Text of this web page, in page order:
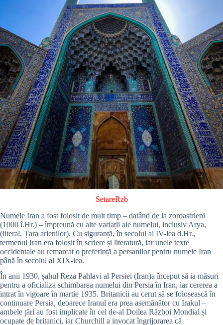
SetareRzb
Numele Iran a fost folosit de mult timp – datând de la zoroastrieni
(1000 î.Hr.) – împreună cu alte variații ale numelui, inclusiv Arya,
(literal, Țara arienilor). Cu siguranță, în secolul al IV-lea d.Hr.,
termenul Iran era folosit în scriere și literatură, iar unele texte
occidentale au remarcat o preferință a persanilor pentru numele Iran
până în secolul al XIX-lea.
În anii 1930, șahul Reza Pahlavi al Persiei (Iran)a început să ia măsuri
pentru a oficializa schimbarea numelui din Persia în Iran, iar cererea a
intrat în vigoare în martie 1935. Britanicii au cerut să se folosească în
continuare Persia, deoarece Iranul era prea asemănător cu Irakul –
ambele țări au fost implicate în cel de-al Doilea Război Mondial și
ocupate de britanici, iar Churchill a invocat îngrijorarea că